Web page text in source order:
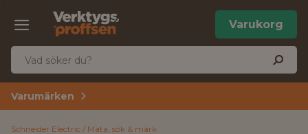
Varukorg
Varumärken
Schneider Electric Mäta, sök & märk